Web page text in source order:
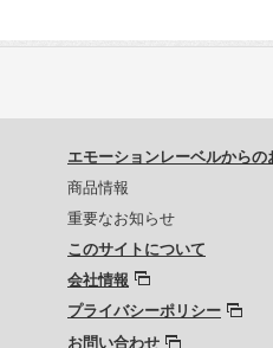
エモーションレーベルからの
商品情報
重要なお知らせ
このサイトについて
会社情報
プライバシーポリシー
お問い合わせ